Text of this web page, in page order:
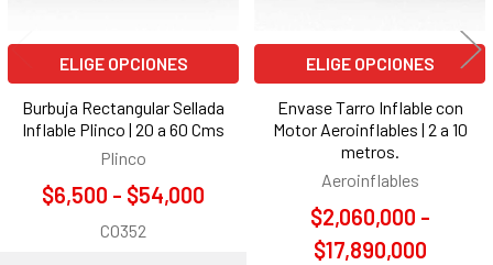
ELIGE OPCIONES
Burbuja Rectangular Sellada
Inflable Plinco | 20 a 60 Cms
Plinco
$6,500 - $54,000
CO352
ELIGE OPCIONES
Envase Tarro Inflable con
Motor Aeroinflables | 2 a 10
metros.
Aeroinflables
$2,060,000 -
$17,890,000